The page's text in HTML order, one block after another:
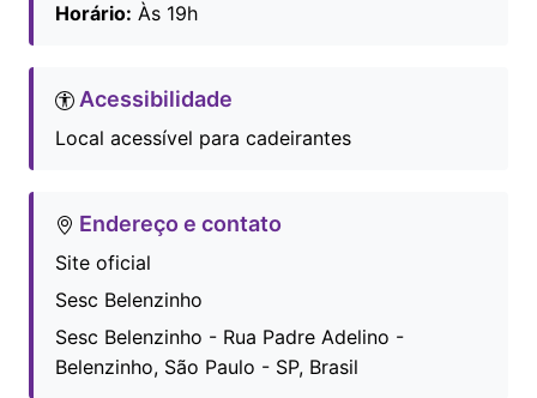
Horário: Às 19h
Acessibilidade
Local acessível para cadeirantes
Endereço e contato
Site oficial
Sesc Belenzinho
Sesc Belenzinho - Rua Padre Adelino -
Belenzinho, São Paulo - SP, Brasil